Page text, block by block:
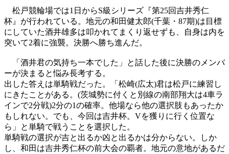
松戸競輪場では1日からS級シリーズ『第25回吉井秀仁
杯』が行われている。地元の和田健太郎(千葉・87期)は目標
にしていた酒井雄多は叩かれてまくり返せずも、自身は内を
突いて2着に強襲。決勝へ勝ち進んだ。
「酒井君の気持ち一本でした」と話した後に決勝のメンバ
ーが決まると悩み長考する。
出した答えは単騎戦だった。「松崎(広太)君は松戸に練習し
にきたことがある。(茨城勢に付くと別線の南部翔大は4車ラ
インで2分戦)2分の1の確率。他場なら他の選択肢もあったか
もしれない。でも、今回は吉井杯。Vを獲りに行く位置な
ら」と単騎で戦うことを選択した。
単騎戦の選択が吉と出るか凶と出るかは分からない。しか
し、和田は吉井秀仁杯の前大会の覇者。地元の意地があるだ